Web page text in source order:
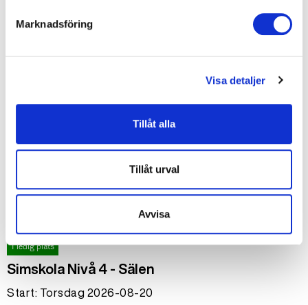
Marknadsföring
Visa detaljer
Tillåt alla
Tillåt urval
Avvisa
Grosvad
Babysimskola Nivå 2
arrow_forward_ios
1 ledig plats
Simskola Nivå 4 - Sälen
Start: Torsdag 2026-08-20